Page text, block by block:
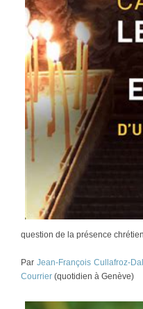
question de la présence
Par Jean-François Cullafroz-
Courrier (quotidien à Genève)